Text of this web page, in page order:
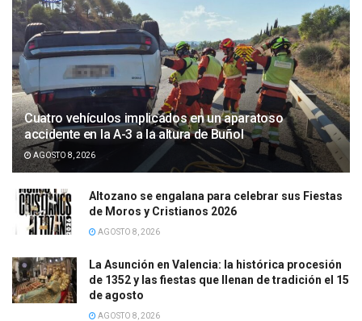
Cuatro vehículos implicados en un aparatoso
accidente en la A-3 a la altura de Buñol
AGOSTO 8, 2026
Altozano se engalana para celebrar sus Fiestas
de Moros y Cristianos 2026
AGOSTO 8, 2026
La Asunción en Valencia: la histórica procesión
de 1352 y las fiestas que llenan de tradición el 15
de agosto
AGOSTO 8, 2026